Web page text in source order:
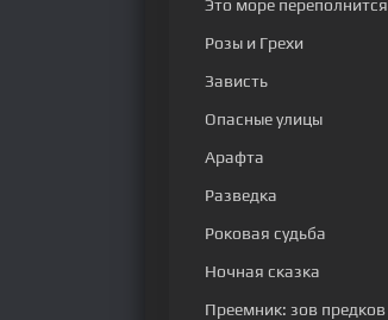
4 серия 5 серия
Это море переполнится
Розы и Грехи
Зависть
Опасные улицы
Арафта
Разведка
Роковая судьба
Ночная сказка
Преемник: зов предков